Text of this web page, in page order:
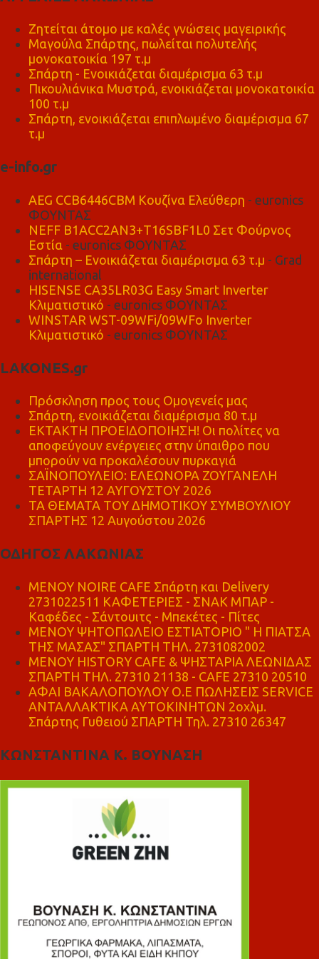
Ζητείται άτομο με καλές γνώσεις μαγειρικής
Μαγούλα Σπάρτης, πωλείται πολυτελής
μονοκατοικία 197 τ.μ
Σπάρτη - Ενοικιάζεται διαμέρισμα 63 τ.μ
Πικουλιάνικα Μυστρά, ενοικιάζεται μονοκατοικία
100 τ.μ
Σπάρτη, ενοικιάζεται επιπλωμένο διαμέρισμα 67
τ.μ
e-info.gr
AEG CCB6446CBM Κουζίνα Ελεύθερη - euronics
ΦΟΥΝΤΑΣ
NEFF B1ACC2AN3+T16SBF1L0 Σετ Φούρνος
Εστία - euronics ΦΟΥΝΤΑΣ
Σπάρτη – Ενοικιάζεται διαμέρισμα 63 τ.μ - Grad
international
HISENSE CA35LR03G Easy Smart Inverter
Κλιματιστικό - euronics ΦΟΥΝΤΑΣ
WINSTAR WST-09WFi/09WFo Inverter
Κλιματιστικό - euronics ΦΟΥΝΤΑΣ
LAKONES.gr
Πρόσκληση προς τους Ομογενείς μας
Σπάρτη, ενοικιάζεται διαμέρισμα 80 τ.μ
ΕΚΤΑΚΤΗ ΠΡΟΕΙΔΟΠΟΙΗΣΗ! Οι πολίτες να
αποφεύγουν ενέργειες στην ύπαιθρο που
μπορούν να προκαλέσουν πυρκαγιά
ΣΑΪΝΟΠΟΥΛΕΙΟ: ΕΛΕΩΝΟΡΑ ΖΟΥΓΑΝΕΛΗ
ΤΕΤΑΡΤΗ 12 ΑΥΓΟΥΣΤΟΥ 2026
ΤΑ ΘΕΜΑΤΑ ΤΟΥ ΔΗΜΟΤΙΚΟΥ ΣΥΜΒΟΥΛΙΟΥ
ΣΠΑΡΤΗΣ 12 Αυγούστου 2026
ΟΔΗΓΟΣ ΛΑΚΩΝΙΑΣ
MENOY NOIRE CAFE Σπάρτη και Delivery
2731022511 ΚΑΦΕΤΕΡΙΕΣ - ΣΝΑΚ ΜΠΑΡ -
Καφέδες - Σάντουιτς - Μπεκέτες - Πίτες
ΜΕΝΟΥ ΨΗΤΟΠΩΛΕΙΟ ΕΣΤΙΑΤΟΡΙΟ " Η ΠΙΑΤΣΑ
ΤΗΣ ΜΑΣΑΣ" ΣΠΑΡΤΗ ΤΗΛ. 2731082002
ΜΕΝΟΥ HISTORY CAFE & ΨΗΣΤΑΡΙΑ ΛΕΩΝΙΔΑΣ
ΣΠΑΡΤΗ ΤΗΛ. 27310 21138 - CAFE 27310 20510
ΑΦΑΙ ΒΑΚΑΛΟΠΟΥΛΟΥ Ο.Ε ΠΩΛΗΣΕΙΣ SERVICE
ΑΝΤΑΛΛΑΚΤΙΚΑ ΑΥΤΟΚΙΝΗΤΩΝ 2οχλμ.
Σπάρτης Γυθειού ΣΠΑΡΤΗ Τηλ. 27310 26347
ΚΩΝΣΤΑΝΤΙΝΑ Κ. ΒΟΥΝΑΣΗ